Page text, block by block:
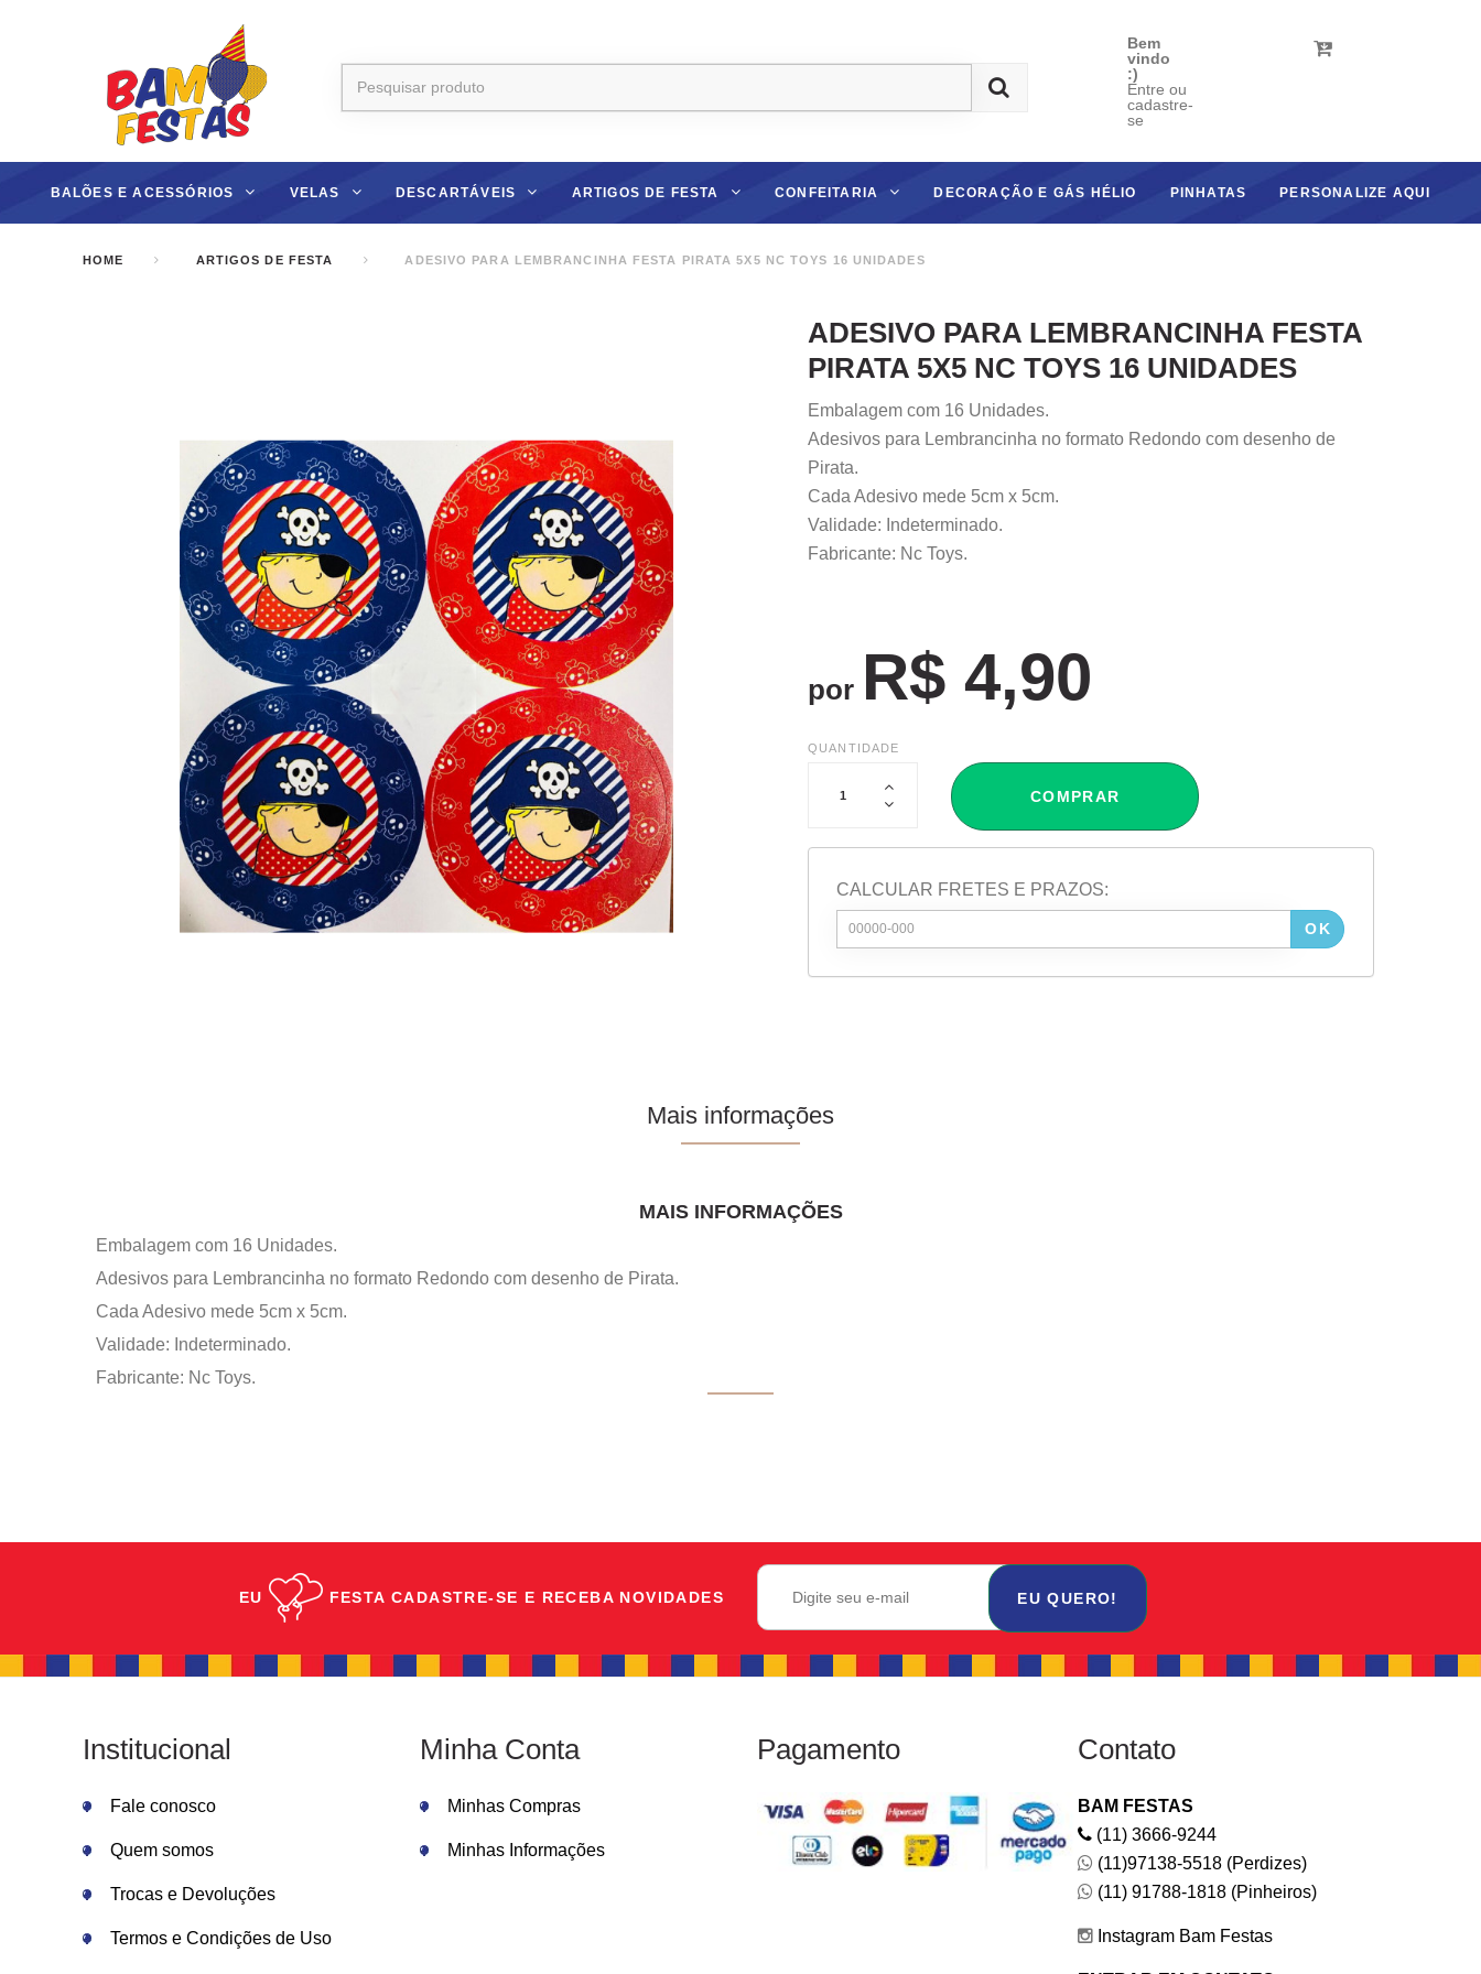
Bem
vindo
:)
Entre ou
cadastre-
se
BALÕES E ACESSÓRIOS VELAS DESCARTÁVEIS ARTIGOS DE FESTA CONFEITARIA DECORAÇÃO E GÁS HÉLIO PINHATAS PERSONALIZE AQUI
HOME ARTIGOS DE FESTA ADESIVO PARA LEMBRANCINHA FESTA PIRATA 5X5 NC TOYS 16 UNIDADES
ADESIVO PARA LEMBRANCINHA FESTA
PIRATA 5X5 NC TOYS 16 UNIDADES
Embalagem com 16 Unidades.
Adesivos para Lembrancinha no formato Redondo com desenho de
Pirata.
Cada Adesivo mede 5cm x 5cm.
Validade: Indeterminado.
Fabricante: Nc Toys.
por R$ 4,90
QUANTIDADE
COMPRAR
CALCULAR FRETES E PRAZOS:
OK
Mais informações
MAIS INFORMAÇÕES
Embalagem com 16 Unidades.
Adesivos para Lembrancinha no formato Redondo com desenho de Pirata.
Cada Adesivo mede 5cm x 5cm.
Validade: Indeterminado.
Fabricante: Nc Toys.
EU FESTA CADASTRE-SE E RECEBA NOVIDADES EU QUERO!
Institucional
Fale conosco
Quem somos
Trocas e Devoluções
Termos e Condições de Uso
Minha Conta
Minhas Compras
Minhas Informações
Pagamento Contato
BAM FESTAS
(11) 3666-9244
(11)97138-5518 (Perdizes)
(11) 91788-1818 (Pinheiros)
Instagram Bam Festas